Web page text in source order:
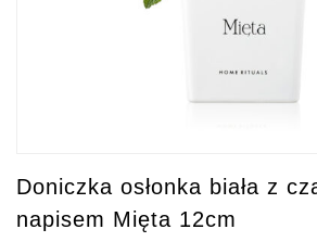
Doniczka osłonka biała z
napisem Mięta 12cm